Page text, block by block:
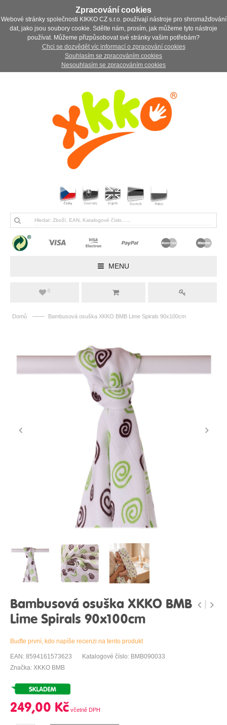
Zpracování cookies
Webové stránky společnosti KIKKO CZ s.r.o. používají nástroje pro shromažďování
dat, jako jsou soubory cookie. Sdělte nám, prosím, jak můžeme tyto nástroje
používat. Můžeme přizpůsobovat své stránky vašim potřebám?
Chci se dozvědět víc informací o zpracování cookies
Souhlasím se zpracováním cookies
Nesouhlasím se zpracováním cookies
MENU
0
Domů —— Bambusová osuška XKKO BMB Lime Spirals 90x100cm
Bambusová osuška XKKO BMB
Lime Spirals 90x100cm
Buďte první, kdo napíše recenzi na tento produkt
EAN: 8594161573623
Katalogové číslo: BMB090033
Značka: XKKO BMB
249,00 Kč